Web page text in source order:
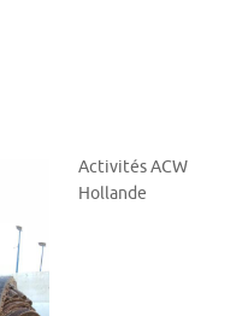
Activités ACW
Hollande